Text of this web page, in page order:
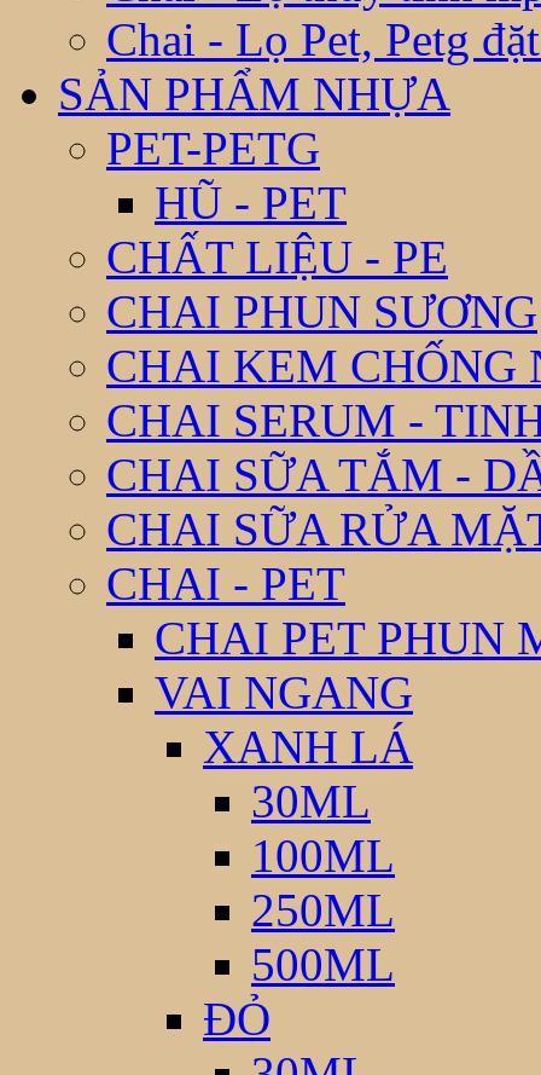
Chai - Lọ Pet, Petg
SẢN PHẨM NHỰA
PET-PETG
HŨ - PET
CHẤT LIỆU - PE
CHAI PHUN SƯƠNG
CHAI KEM CHỐNG
CHAI SERUM -
CHAI SỮA TẮM -
CHAI SỮA RỬA
CHAI - PET
CHAI PET PHUN
VAI NGANG
XANH LÁ
30ML
100ML
250ML
500ML
ĐỎ